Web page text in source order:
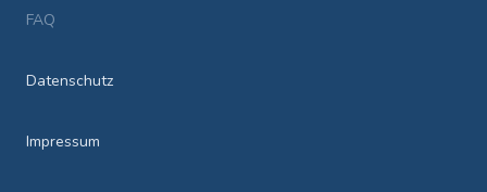
FAQ
Datenschutz
Impressum